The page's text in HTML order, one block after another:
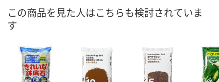
この商品を見た人はこちらも検討されていま
す